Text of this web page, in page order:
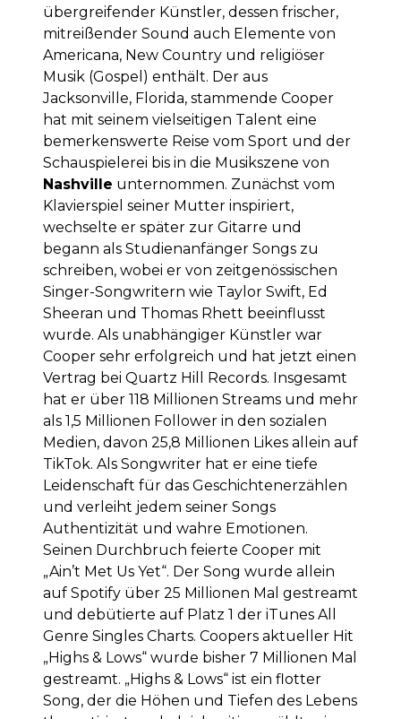
übergreifender Künstler, dessen frischer,
mitreißender Sound auch Elemente von
Americana, New Country und religiöser
Musik (Gospel) enthält. Der aus
Jacksonville, Florida, stammende Cooper
hat mit seinem vielseitigen Talent eine
bemerkenswerte Reise vom Sport und der
Schauspielerei bis in die Musikszene von
Nashville unternommen. Zunächst vom
Klavierspiel seiner Mutter inspiriert,
wechselte er später zur Gitarre und
begann als Studienanfänger Songs zu
schreiben, wobei er von zeitgenössischen
Singer-Songwritern wie Taylor Swift, Ed
Sheeran und Thomas Rhett beeinflusst
wurde. Als unabhängiger Künstler war
Cooper sehr erfolgreich und hat jetzt einen
Vertrag bei Quartz Hill Records. Insgesamt
hat er über 118 Millionen Streams und mehr
als 1,5 Millionen Follower in den sozialen
Medien, davon 25,8 Millionen Likes allein auf
TikTok. Als Songwriter hat er eine tiefe
Leidenschaft für das Geschichtenerzählen
und verleiht jedem seiner Songs
Authentizität und wahre Emotionen.
Seinen Durchbruch feierte Cooper mit
„Ain’t Met Us Yet“. Der Song wurde allein
auf Spotify über 25 Millionen Mal gestreamt
und debütierte auf Platz 1 der iTunes All
Genre Singles Charts. Coopers aktueller Hit
„Highs & Lows“ wurde bisher 7 Millionen Mal
gestreamt. „Highs & Lows“ ist ein flotter
Song, der die Höhen und Tiefen des Lebens